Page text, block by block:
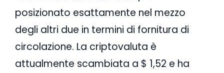
posizionato esattamente nel mezzo
degli altri due in termini di fornitura di
circolazione. La criptovaluta è
attualmente scambiata a $ 1,52 e ha